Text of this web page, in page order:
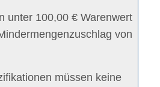
unter 100,00 € Warenwert
von
müssen keine